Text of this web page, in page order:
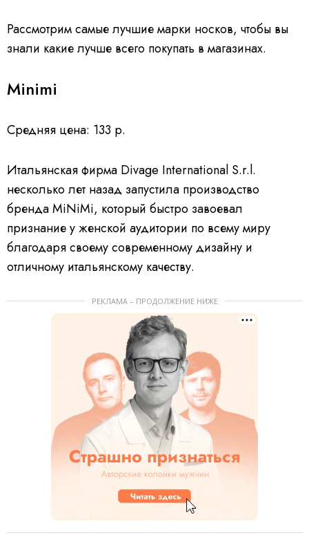
Рассмотрим самые лучшие марки носков, чтобы вы
знали какие лучше всего покупать в магазинах.
Minimi
Средняя цена: 133 р.
Итальянская фирма Divage International S.r.l.
несколько лет назад запустила производство
бренда MiNiMi, который быстро завоевал
признание у женской аудитории по всему миру
благодаря своему современному дизайну и
отличному итальянскому качеству.
РЕКЛАМА – ПРОДОЛЖЕНИЕ НИЖЕ